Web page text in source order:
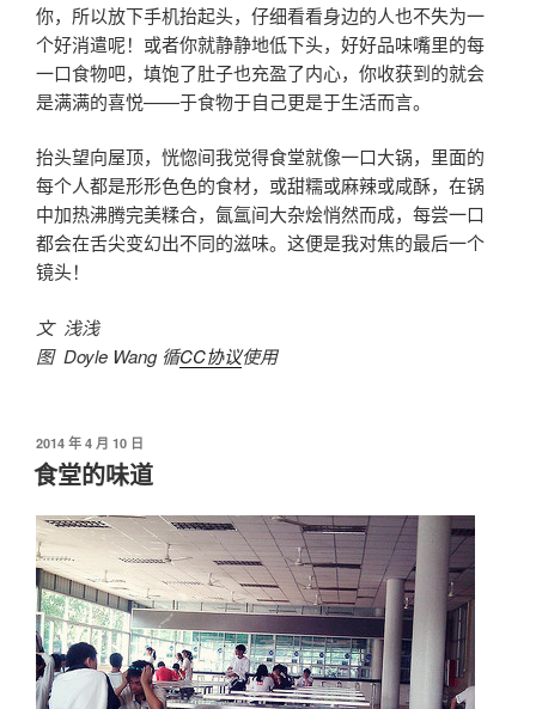
你，所以放下手机抬起头，仔细看看身边的人也不失为一
个好消遣呢！或者你就静静地低下头，好好品味嘴里的每
一口食物吧，填饱了肚子也充盈了内心，你收获到的就会
是满满的喜悦——于食物于自己更是于生活而言。
抬头望向屋顶，恍惚间我觉得食堂就像一口大锅，里面的
每个人都是形形色色的食材，或甜糯或麻辣或咸酥，在锅
中加热沸腾完美糅合，氤氲间大杂烩悄然而成，每尝一口
都会在舌尖变幻出不同的滋味。这便是我对焦的最后一个
镜头！
文 浅浅
图 Doyle Wang 循CC协议使用
发
布
于
2014 年 4 月 10 日
食堂的味道